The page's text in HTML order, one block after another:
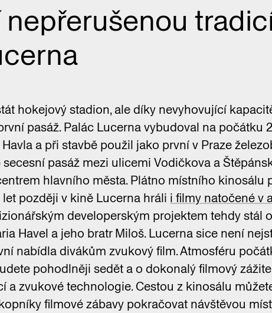
nepřerušenou
hokejový stadion, ale díky nevyhovující
pasáž. Palác Lucerna vybudoval na počátku
a při stavbě použil jako první v Praze
pasáž mezi ulicemi Vodičkova a
hlavního města. Plátno místního kinosálu
let později v kině Lucerna hráli i filmy natočené v
developerským projektem tehdy stál
Havel a jeho bratr Miloš. Lucerna sice není
nabídla divákům zvukový film. Atmosféru
pohodlněji sedět a o dokonalý filmový
a zvukové technologie. Cestou z kinosálu
filmové zábavy pokračovat návštěvou